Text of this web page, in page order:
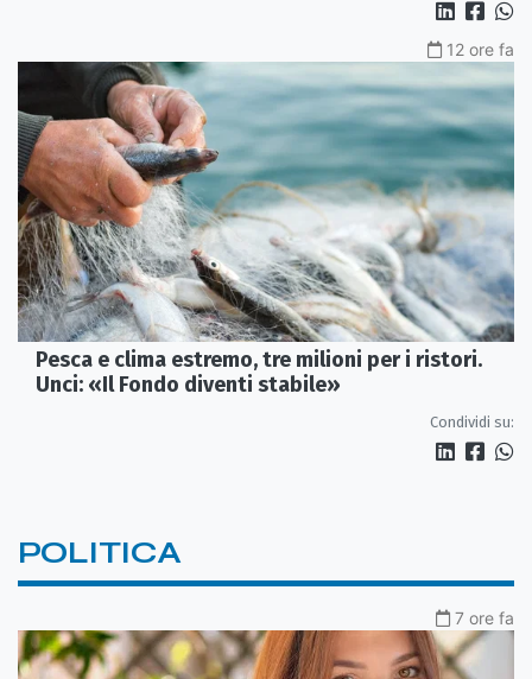
12 ore fa
Pesca e clima estremo, tre milioni per i ristori.
Unci: «Il Fondo diventi stabile»
Condividi su:
POLITICA
7 ore fa